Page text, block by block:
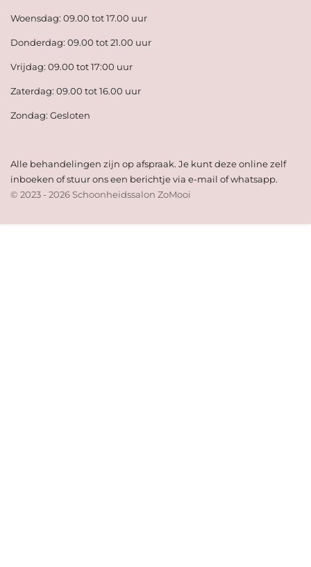
Woensdag: 09.00 tot 17.00 uur
Donderdag: 09.00 tot 21.00 uur
Vrijdag: 09.00 tot 17:00 uur
Zaterdag: 09.00 tot 16.00 uur
Zondag: Gesloten
Alle behandelingen zijn op afspraak. Je kunt deze online zelf
inboeken of stuur ons een berichtje via e-mail of whatsapp.
© 2023 - 2026 Schoonheidssalon ZoMooi